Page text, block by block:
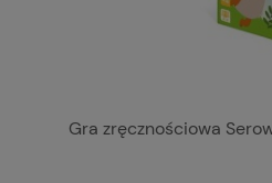
Gra zręcznościowa